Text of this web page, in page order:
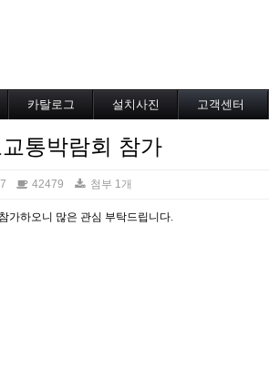
카탈로그 설치사진 고객센터
통박람회 참가
42479 첨부 1개
가하오니 많은 관심 부탁드립니다.